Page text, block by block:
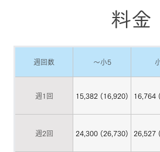
​料金
週回数 〜小5
週1回 15,382 (16,920) 16,764
週2回 24,300 (26,730) 26,527